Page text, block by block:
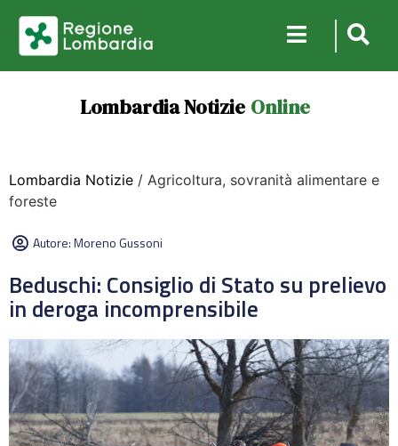
Lombardia Notizie Online
Lombardia Notizie / Agricoltura, sovranità alimentare e
foreste
Autore:Moreno Gussoni
Beduschi: Consiglio di Stato su prelievo
in deroga incomprensibile